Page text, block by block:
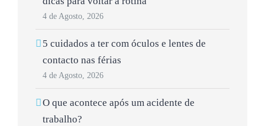
4 de Agosto, 2026
5 cuidados a ter com óculos e lentes de
contacto nas férias
4 de Agosto, 2026
O que acontece após um acidente de
trabalho?